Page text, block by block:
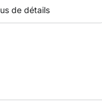
de détails